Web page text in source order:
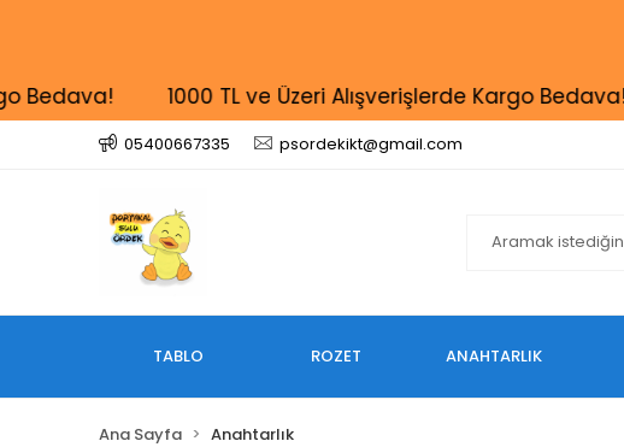
1000 TL ve Üzeri Alışverişlerde Kargo Bedava!
05400667335 psordekikt@gmail.com
TABLO ROZET ANAHTARLIK
Ana Sayfa Anahtarlık